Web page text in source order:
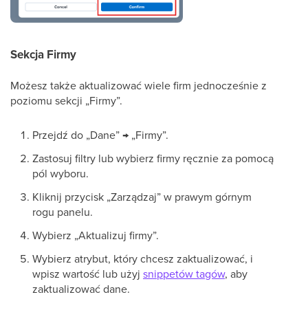
Sekcja Firmy
Możesz także aktualizować wiele firm jednocześnie z
poziomu sekcji „Firmy”.
Przejdź do „Dane” → „Firmy”.
Zastosuj filtry lub wybierz firmy ręcznie za pomocą
pól wyboru.
Kliknij przycisk „Zarządzaj” w prawym górnym
rogu panelu.
Wybierz „Aktualizuj firmy”.
Wybierz atrybut, który chcesz zaktualizować, i
wpisz wartość lub użyj snippetów tagów, aby
zaktualizować dane.